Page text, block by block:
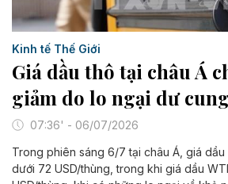
Kinh tế Thế Giới
Giá dầu thô tại châu Á
giảm do lo ngại dư cung
07:36' - 06/07/2026
Trong phiên sáng 6/7 tại châu Á, giá dầu
dưới 72 USD/thùng, trong khi giá dầu